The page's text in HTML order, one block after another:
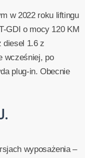
w 2022 roku liftingu
GDI o mocy 120 KM
diesel 1.6 z
wcześniej, po
plug-in. Obecnie
wyposażenia –